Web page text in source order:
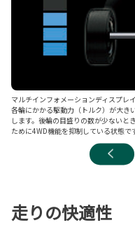
マルチインフォメーションディスプレ
各輪にかかる駆動力（トルク）が大き
します。後輪の目盛りの数が少ないと
ために4WD機能を抑制している状態で
走りの快適性